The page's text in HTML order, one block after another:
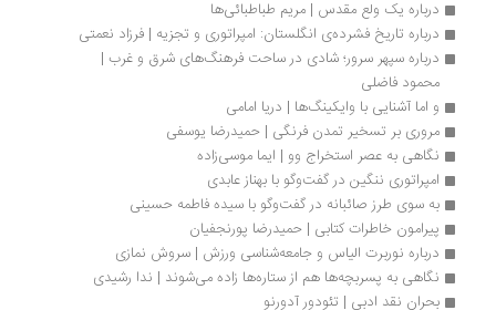
درباره یک ولع مقدس | مریم طباطبائی‌ها
درباره تاریخ فشرده‌ی انگلستان: امپراتوری و تجزیه | فرزاد نعمتی
درباره سپهر سرور؛ شادی در ساحت فرهنگ‌های شرق و غرب |
محمود فاضلی
و اما آشنایی با وایکینگ‌ها | دریا امامی
مروری بر تسخیر تمدن فرنگی | حمیدرضا یوسفی
نگاهی به عصر استخراج وو | ایما موسی‌زاده
امپراتوری ننگین در گفت‌وگو با بهناز عابدی
به سوی طرز صائبانه در گفت‌وگو با سیده فاطمه حسینی
پیرامون خاطرات کتابی | حمیدرضا پورنجفیان
درباره نوربرت الیاس و جامعه‌شناسی ورزش | سروش نمازی
نگاهی به پسربچه‌ها هم از ستاره‌ها زاده می‌شوند | ندا رشیدی
بحران نقد ادبی | تئودور آدورنو